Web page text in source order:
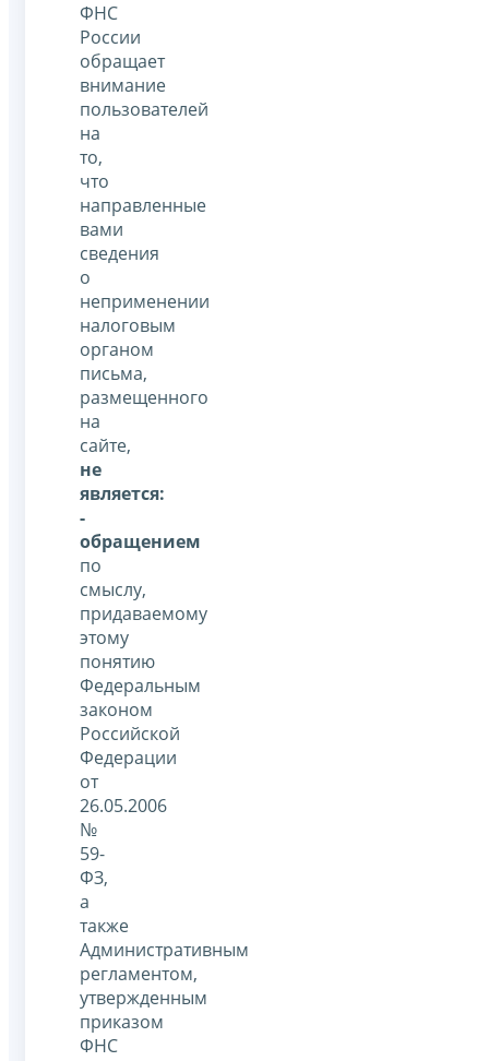
ФНС
России
обращает
внимание
пользователей
на
то,
что
направленные
вами
сведения
о
неприменении
налоговым
органом
письма,
размещенного
на
сайте,
не
является:
-
обращением
по
смыслу,
придаваемому
этому
понятию
Федеральным
законом
Российской
Федерации
от
26.05.2006
№
59-
ФЗ,
а
также
Административным
регламентом,
утвержденным
приказом
ФНС